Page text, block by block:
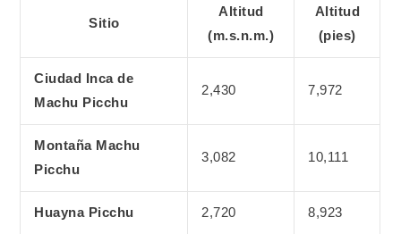
Sitio
Altitud
(m.s.n.m.)
Altitud
(pies)
Ciudad Inca de
Machu Picchu
2,430 7,972
Montaña Machu
Picchu
3,082 10,111
Huayna Picchu 2,720 8,923